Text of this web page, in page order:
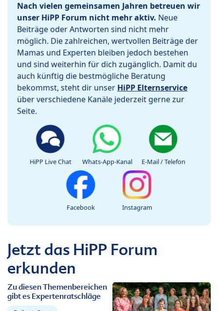
Nach vielen gemeinsamen Jahren betreuen wir
unser HiPP Forum nicht mehr aktiv. Neue
Beiträge oder Antworten sind nicht mehr
möglich. Die zahlreichen, wertvollen Beiträge der
Mamas und Experten bleiben jedoch bestehen
und sind weiterhin für dich zugänglich. Damit du
auch künftig die bestmögliche Beratung
bekommst, steht dir unser HiPP Elternservice
über verschiedene Kanäle jederzeit gerne zur
Seite.
HiPP Live Chat Whats-App-Kanal E-Mail / Telefon
Facebook Instagram
Jetzt das HiPP Forum
erkunden
Zu diesen Themenbereichen
gibt es Expertenratschläge